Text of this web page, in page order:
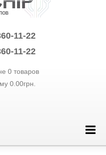
11-22
11-22
0товаров
0.00грн.